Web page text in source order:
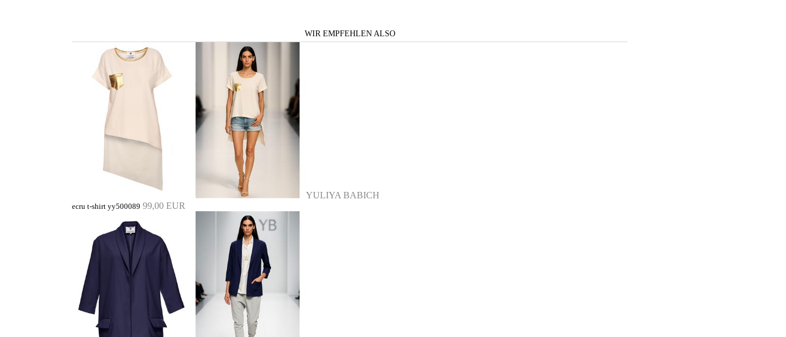
WIR EMPFEHLEN ALSO
YULIYA BABICH
ecru t-shirt yy500089 99,00 EUR